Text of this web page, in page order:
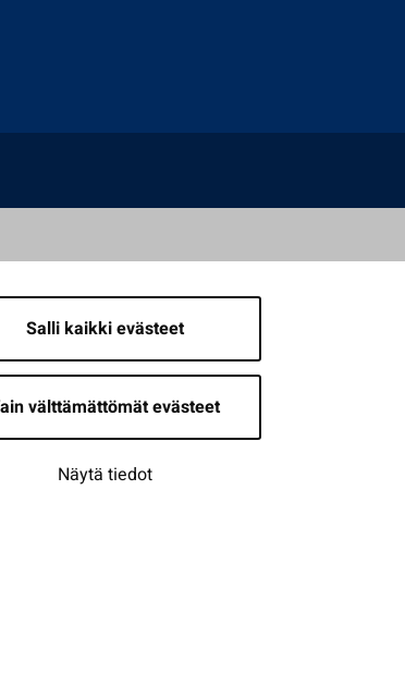
Salli kaikki evästeet
välttämättömät evästeet
Näytä tiedot